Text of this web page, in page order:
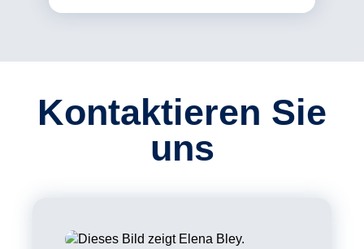
Kontaktieren Sie
uns